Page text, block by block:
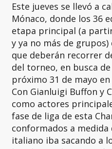
Este jueves se llevó a
Mónaco, donde los 36
etapa principal (a
y ya no más de
que deberán recorrer
del torneo, en busca
próximo 31 de mayo
Con Gianluigi Buffon y
como actores
fase de liga de esta
conformados a medida
italiano iba sacando a